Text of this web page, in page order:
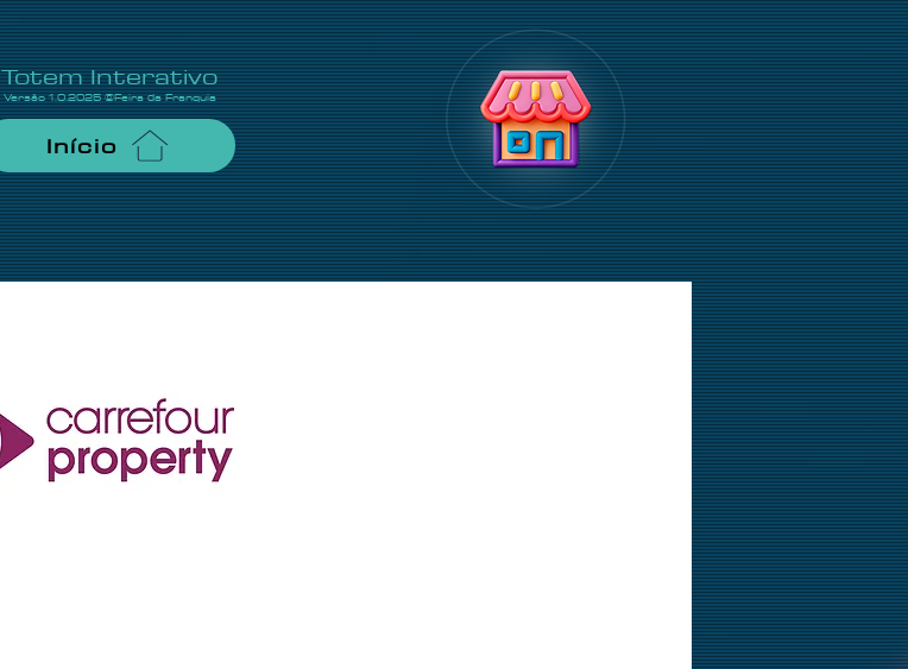
Totem Interativo
Versão 1.0.2025 ©Feira da Franquia
Início